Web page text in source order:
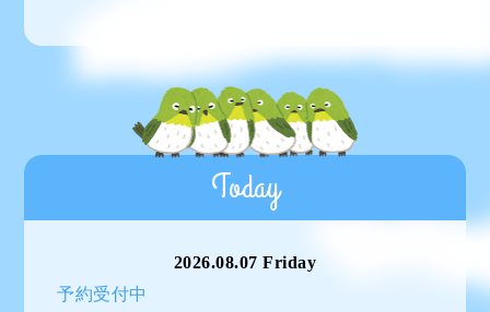
Today
2026.08.07 Friday
予約受付中